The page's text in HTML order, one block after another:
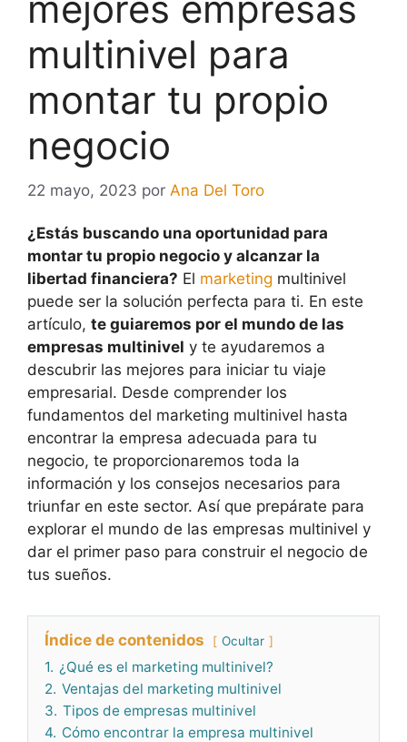
multinivel para
montar tu propio
negocio
22 mayo, 2023 por Ana Del Toro
¿Estás buscando una oportunidad para
montar tu propio negocio y alcanzar la
libertad financiera? El marketing multinivel
puede ser la solución perfecta para ti. En este
artículo, te guiaremos por el mundo de las
empresas multinivel y te ayudaremos a
descubrir las mejores para iniciar tu viaje
empresarial. Desde comprender los
fundamentos del marketing multinivel hasta
encontrar la empresa adecuada para tu
negocio, te proporcionaremos toda la
información y los consejos necesarios para
triunfar en este sector. Así que prepárate para
explorar el mundo de las empresas multinivel y
dar el primer paso para construir el negocio de
tus sueños.
Índice de contenidos Ocultar
1. ¿Qué es el marketing multinivel?
2. Ventajas del marketing multinivel
3. Tipos de empresas multinivel
4. Cómo encontrar la empresa multinivel